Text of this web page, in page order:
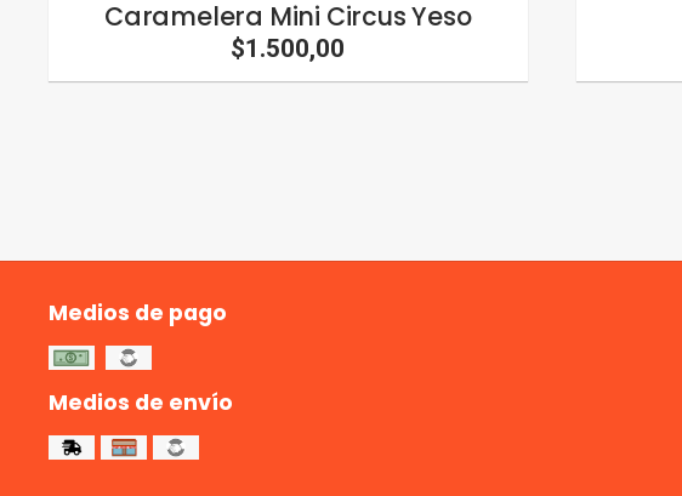
Caramelera Mini Circus Yeso
$1.500,00
Medios de pago
Medios de envío